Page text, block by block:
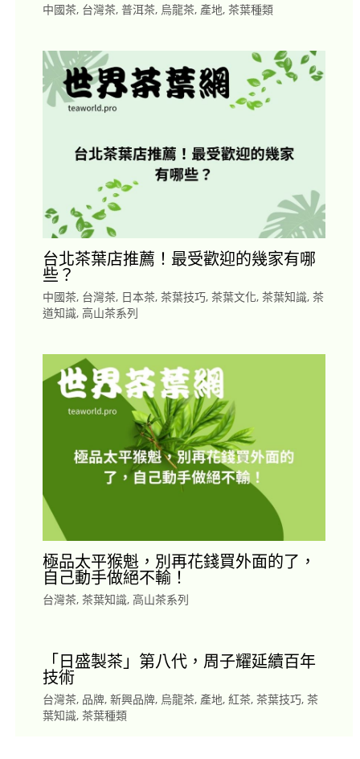
中國茶, 台灣茶, 普洱茶, 烏龍茶, 產地, 茶葉種類
台北茶葉店推薦！最受歡迎的幾家有哪
些？
中國茶, 台灣茶, 日本茶, 茶葉技巧, 茶葉文化, 茶葉知識, 茶
道知識, 高山茶系列
極品太平猴魁，別再花錢買外面的了，
自己動手做絕不輸！
台灣茶, 茶葉知識, 高山茶系列
「日盛製茶」第八代，周子耀延續百年
技術
台灣茶, 品牌, 新興品牌, 烏龍茶, 產地, 紅茶, 茶葉技巧, 茶
葉知識, 茶葉種類